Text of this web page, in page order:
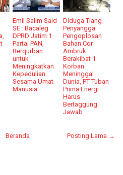
Emil Salim Said
SE : Bacaleg
DPRD Jatim 1
Partai PAN,
Berqurban
untuk
Meningkatkan
Kepedulian
Sesama Umat
Manusia
Diduga Tiang
Penyangga
Pengoplosan
Bahan Cor
Ambruk
Berakibat 1
Korban
Meninggal
Dunia, PT Tuban
Prima Energi
Harus
Bertaggung
Jawab
Posting Lama →
Beranda